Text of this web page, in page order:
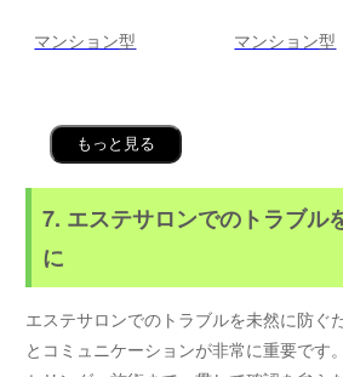
マンション型 マンション型
もっと見る
7. エステサロンでのトラブル
に
エステサロンでのトラブルを未然に防ぐ
とコミュニケーションが非常に重要です